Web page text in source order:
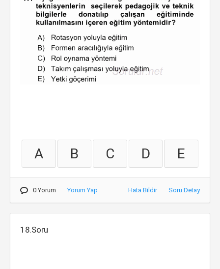
A B C D E
0 Yorum Yorum Yap Hata Bildir Soru Detay
18.Soru